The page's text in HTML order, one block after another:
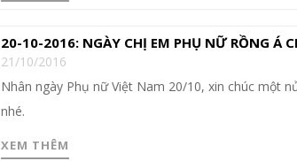
20-10-2016: NGÀY CHỊ EM PHỤ NỮ RỒNG Á
21/10/2016
Nhân ngày Phụ nữ Việt Nam 20/10, xin chúc một
nhé.
XEM THÊM